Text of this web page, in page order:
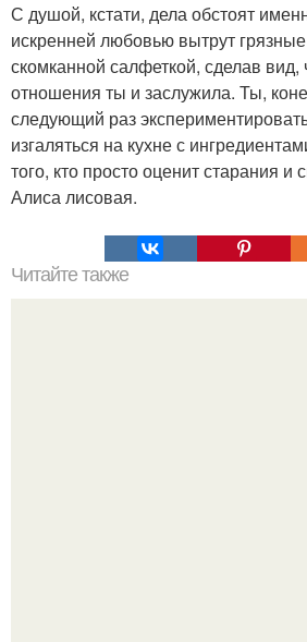
С душой, кстати, дела обстоят
искренней любовью вытрут грязные
скомканной салфеткой, сделав вид,
отношения ты и заслужила. Ты,
следующий раз
изгаляться на кухне с
того, кто просто оценит старания и
Алиса лисовая.
Читайте также